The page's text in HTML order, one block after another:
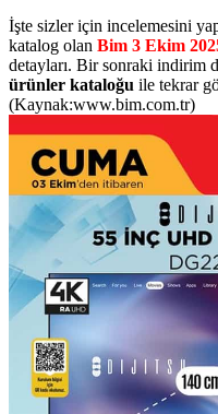
İşte sizler için incelemesini
katalog olan Bim 3 Ekim
detayları. Bir sonraki indirim
ürünler kataloğu ile tekrar
(Kaynak:www.bim.com.tr)